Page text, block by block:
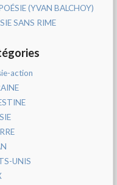
(YVAN BALCHOY)
SANS RIME
action
UNIS